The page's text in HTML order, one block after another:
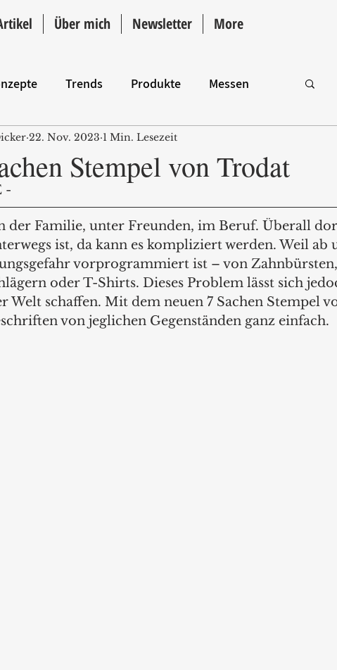
Über mich Newsletter More
Trends Produkte Messen
Intro
Stempel von Trodat
22. Nov. 2023 1 Min. Lesezeit
-
der Familie, unter Freunden, im Beruf. Überall
ist, da kann es kompliziert werden. Weil ab
vorprogrammiert ist – von Zahnbürsten,
oder T-Shirts. Dieses Problem lässt sich
Welt schaffen. Mit dem neuen 7 Sachen Stempel
von jeglichen Gegenständen ganz einfach.